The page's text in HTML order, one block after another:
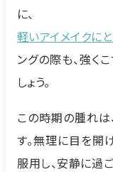
に、
軽いアイメイクに
ングの際も、強く
しょう。
この時期の腫れ
す。無理に目を開
服用し、安静に過